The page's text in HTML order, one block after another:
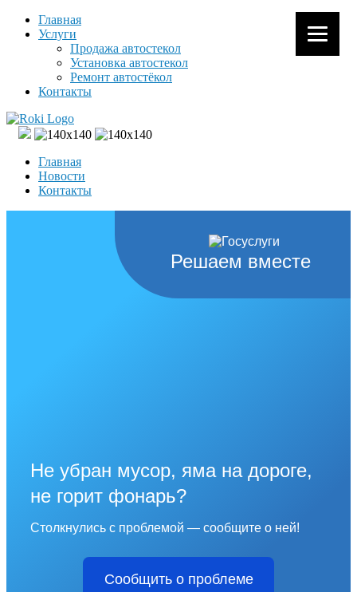
Главная
Услуги
Продажа автостекол
Установка автостекол
Ремонт автостёкол
Контакты
Главная
Новости
Контакты
Решаем вместе
Не убран мусор, яма на дороге,
не горит фонарь?
Столкнулись с проблемой — сообщите о ней!
Сообщить о проблеме